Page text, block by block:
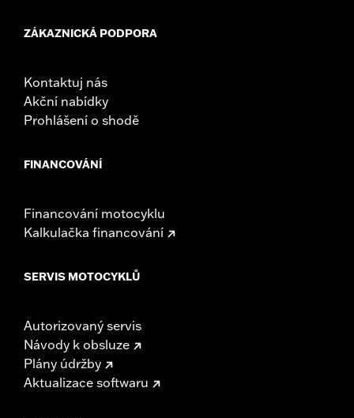
ZÁKAZNICKÁ PODPORA
Kontaktuj nás
Akční nabídky
Prohlášení o shodě
FINANCOVÁNÍ
Financování motocyklu
Kalkulačka financování
SERVIS MOTOCYKLŮ
Autorizovaný servis
Návody k obsluze
Plány údržby
Aktualizace softwaru